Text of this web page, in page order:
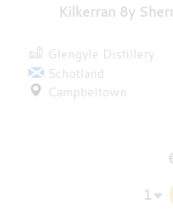
Kilkerran 8y
Glengyle Distillery
Schotland
Campbeltown